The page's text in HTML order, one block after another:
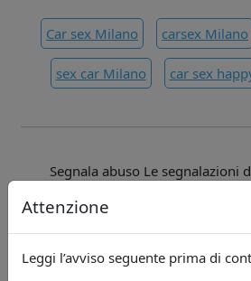
Attenzione
Leggi l’avviso seguente prima di
Car sex Milano carsex Milano
sex car Milano car sex
Segnala abuso Le segnalazioni
dati (ad esempio telefono, e-
possono essere notificate
casi di contenuti ritenuti illeciti o
una mail a